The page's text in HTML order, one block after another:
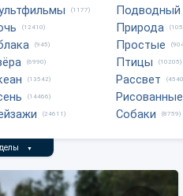
(1177)
(12410)
(945)
(6990)
(13542)
(14466)
(24611)
Подводный
Природа
Простые
Птицы (10205)
Рассвет
Рисованные
Собаки (8759)
▼